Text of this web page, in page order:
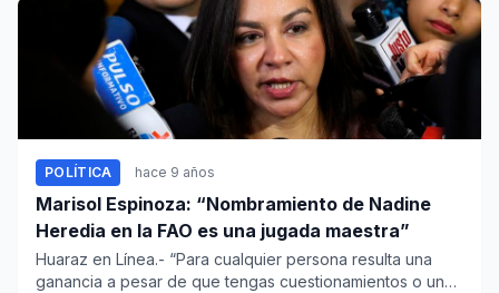
POLÍTICA hace 9 años
Marisol Espinoza: “Nombramiento de Nadine
Heredia en la FAO es una jugada maestra”
Huaraz en Línea.- “Para cualquier persona resulta una
ganancia a pesar de que tengas cuestionamientos o una